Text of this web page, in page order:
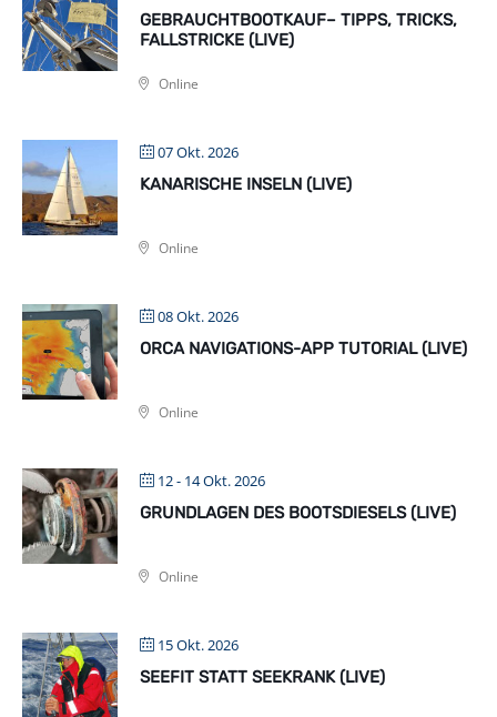
GEBRAUCHTBOOTKAUF– TIPPS, TRICKS,
FALLSTRICKE (LIVE)
Online
07 Okt. 2026
KANARISCHE INSELN (LIVE)
Online
08 Okt. 2026
ORCA NAVIGATIONS-APP TUTORIAL (LIVE)
Online
12 - 14 Okt. 2026
GRUNDLAGEN DES BOOTSDIESELS (LIVE)
Online
15 Okt. 2026
SEEFIT STATT SEEKRANK (LIVE)